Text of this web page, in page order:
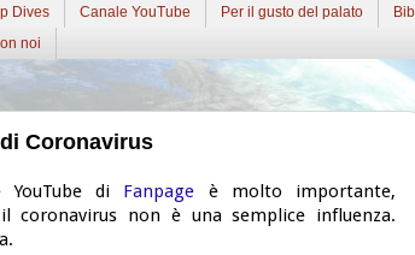
Dives Canale YouTube Per il gusto del palato
noi
Coronavirus
YouTube di Fanpage è molto importante,
non è una semplice influenza.